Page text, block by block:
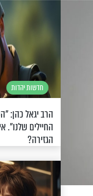
חדשות יהדות
הרב יגאל כהן:
החיילים שלנו".
הגזירה?